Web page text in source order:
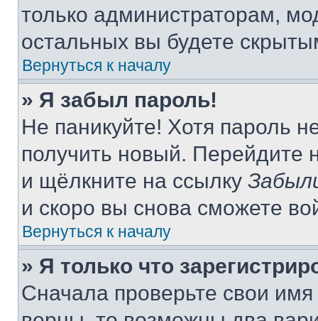
только администраторам,
остальных вы будете
Вернуться к началу
» Я забыл пароль!
Не паникуйте! Хотя пароль
получить новый. Перейдите
и щёлкните на ссылку
и скоро вы снова сможете
Вернуться к началу
» Я только что
Сначала проверьте свои